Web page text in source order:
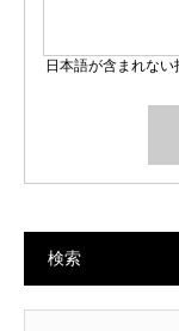
日本語が含まれな
検索